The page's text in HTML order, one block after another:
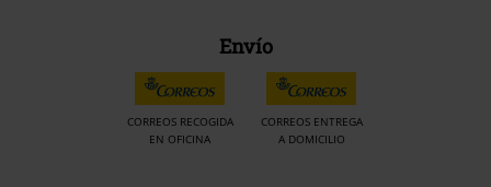
Envío
CORREOS RECOGIDA
EN OFICINA
CORREOS ENTREGA
A DOMICILIO